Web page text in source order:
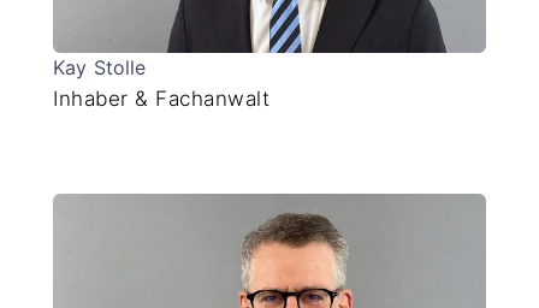
Kay Stolle
Inhaber & Fachanwalt